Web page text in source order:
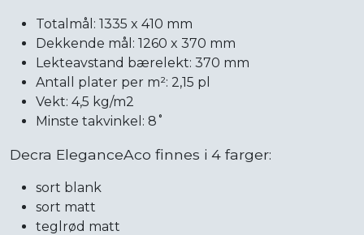
Totalmål: 1335 x 410 mm
Dekkende mål: 1260 x 370 mm
Lekteavstand bærelekt: 370 mm
Antall plater per m²: 2,15 pl
Vekt: 4,5 kg/m2
Minste takvinkel: 8˚
Decra EleganceAco finnes i 4 farger:
sort blank
sort matt
teglrød matt